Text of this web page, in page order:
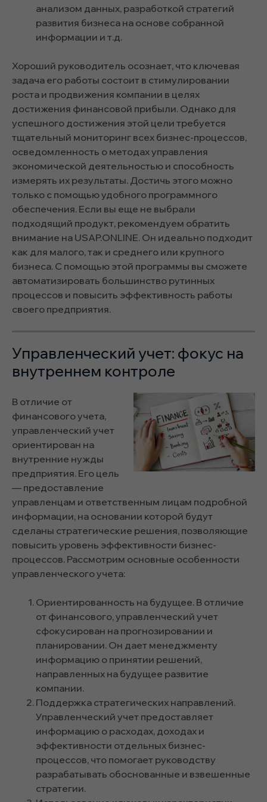
анализом данных, разработкой стратегий
развития бизнеса на основе собранной
информации и т.д.
Хороший руководитель осознает, что ключевая
задача его работы состоит в стимулировании
роста и продвижения компании в целях
достижения финансовой прибыли. Однако для
успешного достижения этой цели требуется
тщательный мониторинг всех бизнес-процессов,
осведомленность о методах управления
экономической деятельностью и способность
измерять их результаты. Достичь этого можно
только с помощью удобного программного
обеспечения. Если вы еще не выбрали
подходящий продукт, рекомендуем обратить
внимание на USAP.ONLINE. Он идеально подходит
как для малого, так и среднего или крупного
бизнеса. С помощью этой программы вы сможете
автоматизировать большинство рутинных
процессов и повысить эффективность работы
своего предприятия.
Управленческий учет: фокус на
внутреннем контроле
В отличие от
финансового учета,
управленческий учет
ориентирован на
внутренние нужды
предприятия. Его цель
— предоставление
управленцам и ответственным лицам подробной
информации, на основании которой будут
сделаны стратегические решения, позволяющие
повысить уровень эффективности бизнес-
процессов. Рассмотрим основные особенности
управленческого учета:
Ориентированность на будущее. В отличие
от финансового, управленческий учет
сфокусирован на прогнозировании и
планировании. Он дает менеджменту
информацию о принятии решений,
направленных на будущее развитие
компании.
Поддержка стратегических направлений.
Управленческий учет предоставляет
информацию о расходах, доходах и
эффективности отдельных бизнес-
процессов, что помогает руководству
разрабатывать обоснованные и взвешенные
стратегии.